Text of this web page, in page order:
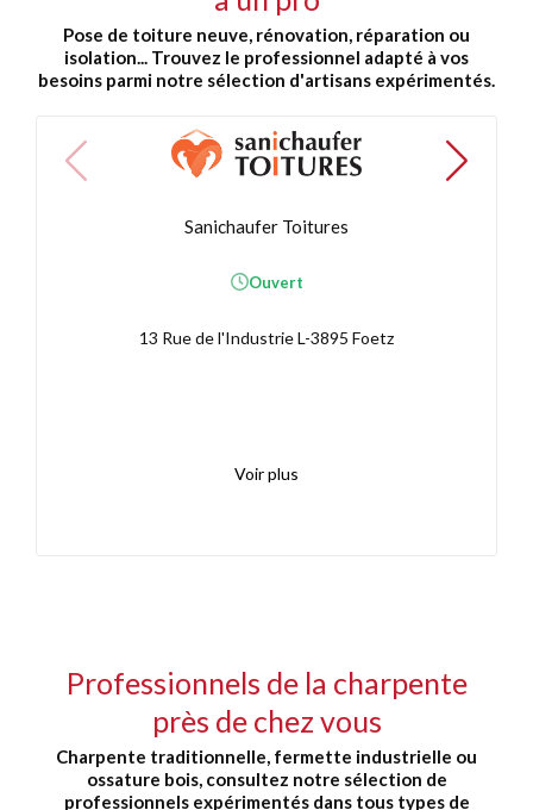
Pose de toiture neuve, rénovation, réparation ou
isolation... Trouvez le professionnel adapté à vos
besoins parmi notre sélection d'artisans expérimentés.
Sanichaufer Toitures
Ouvert
13 Rue de l'Industrie L-3895 Foetz
Voir plus
Professionnels de la charpente
près de chez vous
Charpente traditionnelle, fermette industrielle ou
ossature bois, consultez notre sélection de
professionnels expérimentés dans tous types de